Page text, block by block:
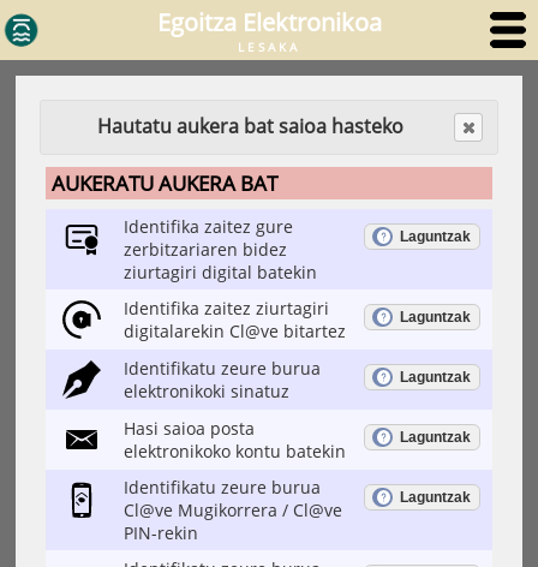
Egoitza Elektronikoa
LESAKA
Hautatu aukera bat saioa hasteko